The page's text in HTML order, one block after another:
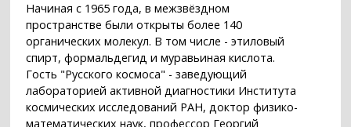
Начиная с 1965 года, в межзвёздном
пространстве были открыты более 140
органических молекул. В том числе - этиловый
спирт, формальдегид и муравьиная кислота.
Гость "Русского космоса" - заведующий
лабораторией активной диагностики Института
космических исследований РАН, доктор физико-
математических наук, профессор Георгий